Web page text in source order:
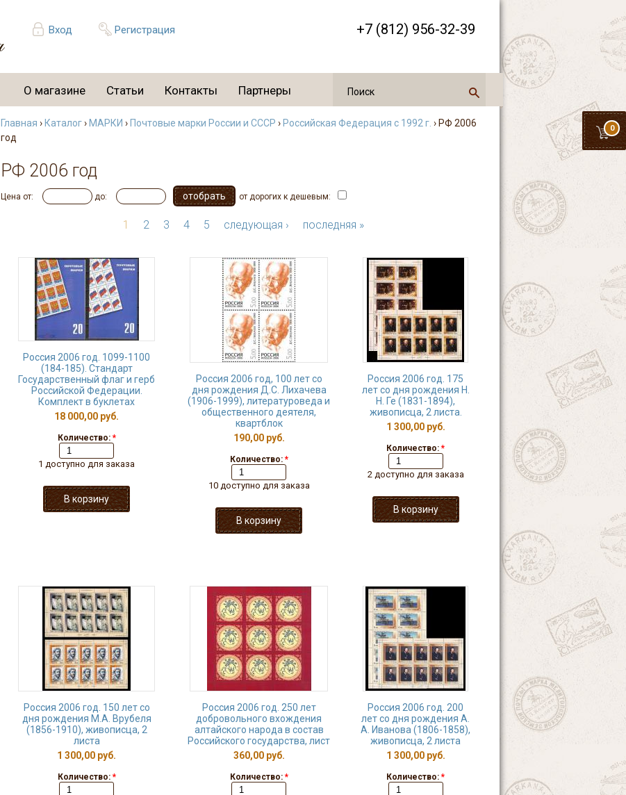
Вход Регистрация +7 (812) 956-32-39
0
О магазине Статьи Контакты Партнеры
Главная › Каталог› МАРКИ › Почтовые марки России и СССР › Российская Федерация с 1992 г. › РФ 2006
год
РФ 2006 год
Цена от: до: от дорогих к дешевым:
1 2 3 4 5 следующая › последняя »
Россия 2006 год. 1099-1100
(184-185). Стандарт
Государственный флаг и герб
Российской Федерации.
Комплект в буклетах
18 000,00 руб.
Количество: *
1 доступно для заказа
Россия 2006 год, 100 лет со
дня рождения Д.С. Лихачева
(1906-1999), литературоведа и
общественного деятеля,
квартблок
190,00 руб.
Количество: *
10 доступно для заказа
Россия 2006 год. 175
лет со дня рождения Н.
Н. Ге (1831-1894),
живописца, 2 листа.
1 300,00 руб.
Количество: *
2 доступно для заказа
Россия 2006 год. 150 лет со
дня рождения М.А. Врубеля
(1856-1910), живописца, 2
листа
1 300,00 руб.
Количество: *
Россия 2006 год. 250 лет
добровольного вхождения
алтайского народа в состав
Российского государства, лист
360,00 руб.
Количество: *
Россия 2006 год. 200
лет со дня рождения А.
А. Иванова (1806-1858),
живописца, 2 листа
1 300,00 руб.
Количество: *